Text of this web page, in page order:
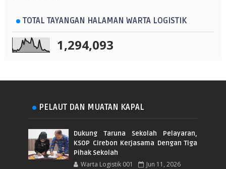
TOTAL TAYANGAN HALAMAN WARTA LOGISTIK
1,294,093
PELAUT DAN MUATAN KAPAL
Dukung Taruna Sekolah Pelayaran,
KSOP Cirebon Kerjasama Dengan Tiga
Pihak Sekolah
Warta Logistik 001 Jun 11, 2026